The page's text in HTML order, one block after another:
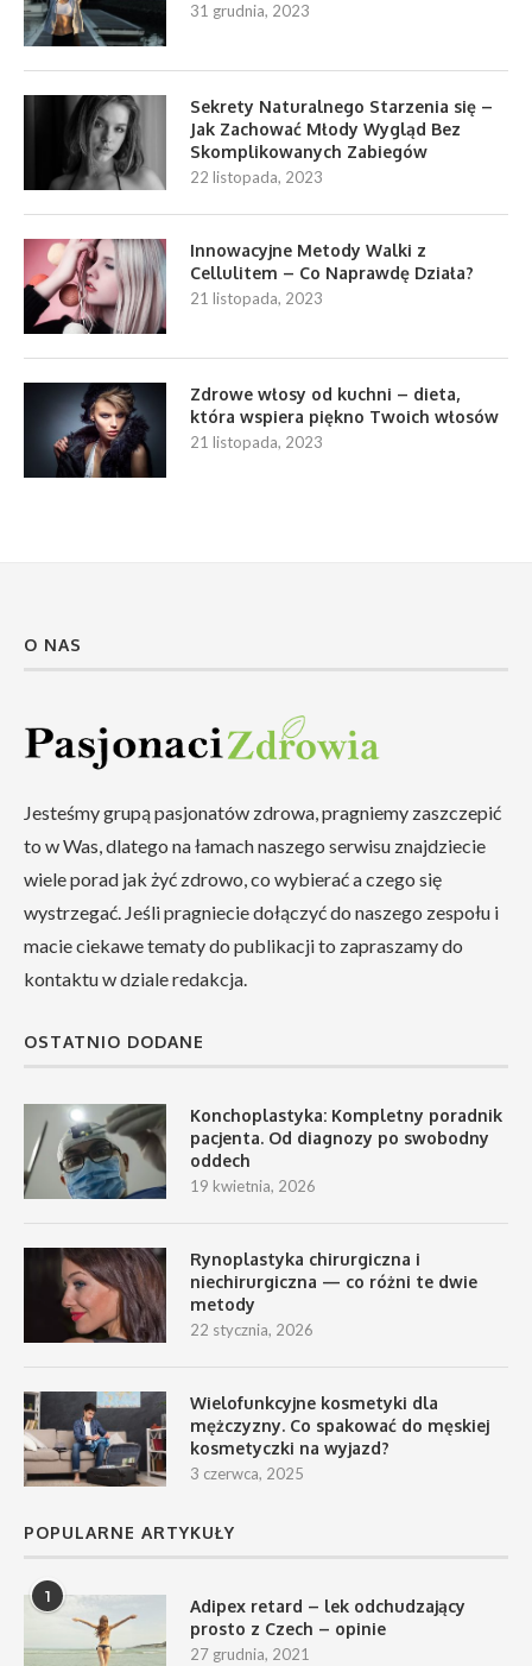
31 grudnia, 2023
Sekrety Naturalnego Starzenia się –
Jak Zachować Młody Wygląd Bez
Skomplikowanych Zabiegów
22 listopada, 2023
Innowacyjne Metody Walki z
Cellulitem – Co Naprawdę Działa?
21 listopada, 2023
Zdrowe włosy od kuchni – dieta,
która wspiera piękno Twoich włosów
21 listopada, 2023
O NAS
Jesteśmy grupą pasjonatów zdrowa, pragniemy zaszczepić
to w Was, dlatego na łamach naszego serwisu znajdziecie
wiele porad jak żyć zdrowo, co wybierać a czego się
wystrzegać. Jeśli pragniecie dołączyć do naszego zespołu i
macie ciekawe tematy do publikacji to zapraszamy do
kontaktu w dziale redakcja.
OSTATNIO DODANE
Konchoplastyka: Kompletny poradnik
pacjenta. Od diagnozy po swobodny
oddech
19 kwietnia, 2026
Rynoplastyka chirurgiczna i
niechirurgiczna — co różni te dwie
metody
22 stycznia, 2026
Wielofunkcyjne kosmetyki dla
mężczyzny. Co spakować do męskiej
kosmetyczki na wyjazd?
3 czerwca, 2025
POPULARNE ARTYKUŁY
1
Adipex retard – lek odchudzający
prosto z Czech – opinie
27 grudnia, 2021